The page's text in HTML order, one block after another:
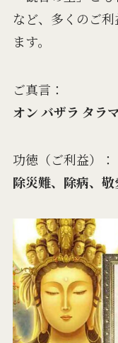
など、多くのご
ます。
ご真言：
オン バザラ タラ
功徳（ご利益）：
除災難、除病、敬